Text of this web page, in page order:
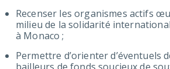
Recenser les organismes actifs
milieu de la solidarité
à Monaco ;
Permettre d’orienter d’éventuels